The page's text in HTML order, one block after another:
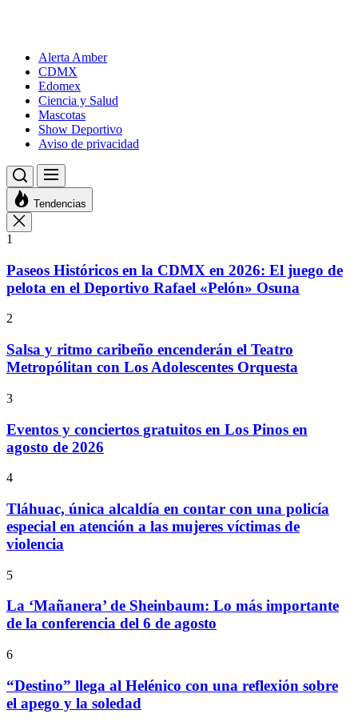
Alerta Amber
CDMX
Edomex
Ciencia y Salud
Mascotas
Show Deportivo
Aviso de privacidad
Tendencias
1
Paseos Históricos en la CDMX en 2026: El juego de
pelota en el Deportivo Rafael «Pelón» Osuna
2
Salsa y ritmo caribeño encenderán el Teatro
Metropólitan con Los Adolescentes Orquesta
3
Eventos y conciertos gratuitos en Los Pinos en
agosto de 2026
4
Tláhuac, única alcaldía en contar con una policía
especial en atención a las mujeres víctimas de
violencia
5
La ‘Mañanera’ de Sheinbaum: Lo más importante
de la conferencia del 6 de agosto
6
“Destino” llega al Helénico con una reflexión sobre
el apego y la soledad